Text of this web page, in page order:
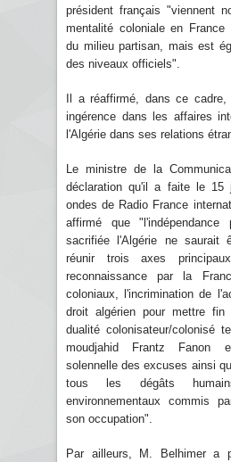
président français "viennent
mentalité coloniale en France
du milieu partisan, mais est
des niveaux officiels".
Il a réaffirmé, dans ce cadre,
ingérence dans les affaires
l'Algérie dans ses relations
Le ministre de la
déclaration qu'il a faite le 15
ondes de Radio France
affirmé que "l'indépendance
sacrifiée l'Algérie ne saurait
réunir trois axes
reconnaissance par la
coloniaux, l'incrimination de
droit algérien pour mettre fin
dualité colonisateur/colonisé
moudjahid Frantz Fanon
solennelle des excuses ainsi
tous les dégâts
environnementaux commis
son occupation".
Par ailleurs, M. Belhimer a